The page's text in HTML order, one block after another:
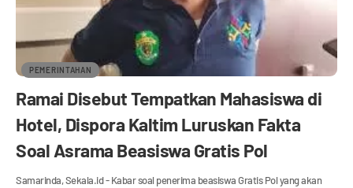
PEMERINTAHAN
Ramai Disebut Tempatkan Mahasiswa di
Hotel, Dispora Kaltim Luruskan Fakta
Soal Asrama Beasiswa Gratis Pol
Samarinda, Sekala.id - Kabar soal penerima beasiswa Gratis Pol yang akan